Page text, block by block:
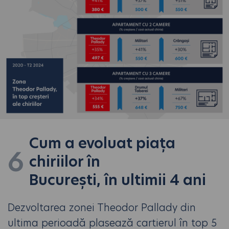
6
Cum a evoluat piața
chiriilor în
București, în ultimii 4 ani
Dezvoltarea zonei Theodor Pallady din
ultima perioadă plasează cartierul în top 5